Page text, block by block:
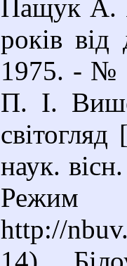
Пащук А.
років
1975. - №
П. І.
наук.
http://